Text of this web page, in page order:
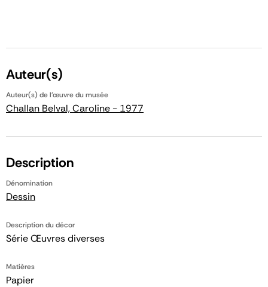
Auteur(s)
Auteur(s) de l'œuvre du musée
Challan Belval, Caroline - 1977
Description
Dénomination
Dessin
Description du décor
Série Œuvres diverses
Matières
Papier